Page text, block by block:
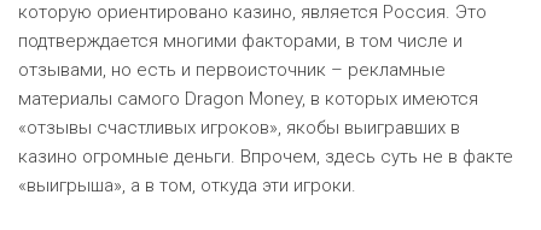
которую ориентировано казино, является Россия. Это
подтверждается многими факторами, в том числе и
отзывами, но есть и первоисточник – рекламные
материалы самого Dragon Money, в которых имеются
«отзывы счастливых игроков», якобы выигравших в
казино огромные деньги. Впрочем, здесь суть не в факте
«выигрыша», а в том, откуда эти игроки.